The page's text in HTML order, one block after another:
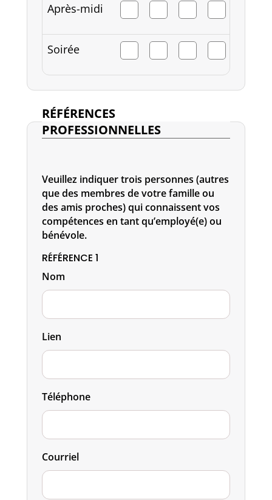
Après-midi
Soirée
RÉFÉRENCES
PROFESSIONNELLES
Veuillez indiquer trois personnes (autres
que des membres de votre famille ou
des amis proches) qui connaissent vos
compétences en tant qu’employé(e) ou
bénévole.
RÉFÉRENCE 1
Nom
Lien
Téléphone
Courriel